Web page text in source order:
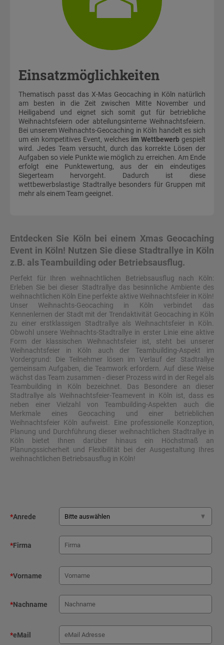
Einsatzmöglichkeiten
Thematisch passt das X-Mas Geocaching in Köln natürlich
am besten in die Zeit zwischen Mitte November und
Heiligabend und eignet sich somit gut für betriebliche
Weihnachtsfeiern oder abteilungsinterne Weihnachtsfeiern.
Bei unserem Weihnachts-Geocaching in Köln handelt es sich
um ein kompetitives Event, welches im Wettbewerb gespielt
wird. Jedes Team versucht, durch das korrekte Lösen der
Aufgaben so viele Punkte wie möglich zu erreichen. Am Ende
erfolgt eine Punktewertung, aus der ein eindeutiges
Siegerteam hervorgeht. Dadurch ist diese
wettbewerbslastige Stadtrallye besonders für Gruppen mit
mehr als einem Team geeignet.
Entdecken Sie Köln bei einem Xmas Geocaching
Event in Köln! Nutzen Sie diese Stadtrallye in Köln
z.B. als Teambuilding oder Betriebsausflug.
Perfekt für Ihren weihnachtlichen Betriebsausflug nach Köln:
Erleben Sie bei dieser Stadtrallye das besinnliche Ambiente des
weihnachtlichen Köln Eine perfekte aktive Weihnachtsfeier in Köln!
Unser Weihnachts-Geocaching in Köln verbindet das
Kennenlernen der Stadt mit der Trendaktivität Geocaching in Köln
zu einer erstklassigen Stadtrallye als Weihnachtsfeier in Köln.
Obwohl unsere Weihnachts-Stadtrallye in erster Linie eine aktive
Form der klassischen Weihnachtsfeier ist, steht bei unserer
Weihnachtsfeier in Köln auch der Teambuilding-Aspekt im
Vordergrund: Die Teilnehmer lösen im Verlauf der Stadtrallye
gemeinsam Aufgaben, die Teamwork erfordern. Auf diese Weise
wächst das Team zusammen - dieser Prozess wird in der Regel als
Teambuilding in Köln bezeichnet. Das Besondere an dieser
Stadtrallye als Weihnachtsfeier-Teamevent in Köln ist, dass es
neben einer Vielzahl von Teambuilding-Aspekten auch die
Merkmale eines Geocaching und einer betrieblichen
Weihnachtsfeier Köln aufweist. Eine professionelle Konzeption,
Planung und Durchführung dieser weihnachtlichen Stadtrallye in
Köln bietet Ihnen darüber hinaus ein Höchstmaß an
Planungssicherheit und Flexibilität bei der Ausgestaltung Ihres
weihnachtlichen Betriebsausflug in Köln!
*Anrede
*Firma
*Vorname
*Nachname
*eMail